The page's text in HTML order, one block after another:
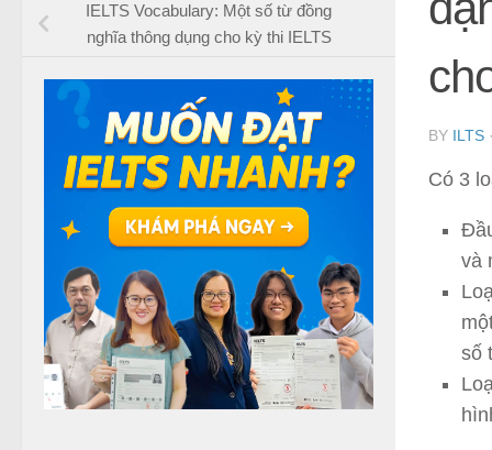
BY ILTS
Có 3
và
số
IELTS Vocabulary: Một số từ đồng
nghĩa thông dụng cho kỳ thi IELTS